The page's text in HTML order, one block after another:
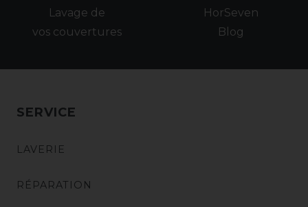
Lavage de
vos couvertures
HorSeven
Blog
SERVICE
LAVERIE
RÉPARATION